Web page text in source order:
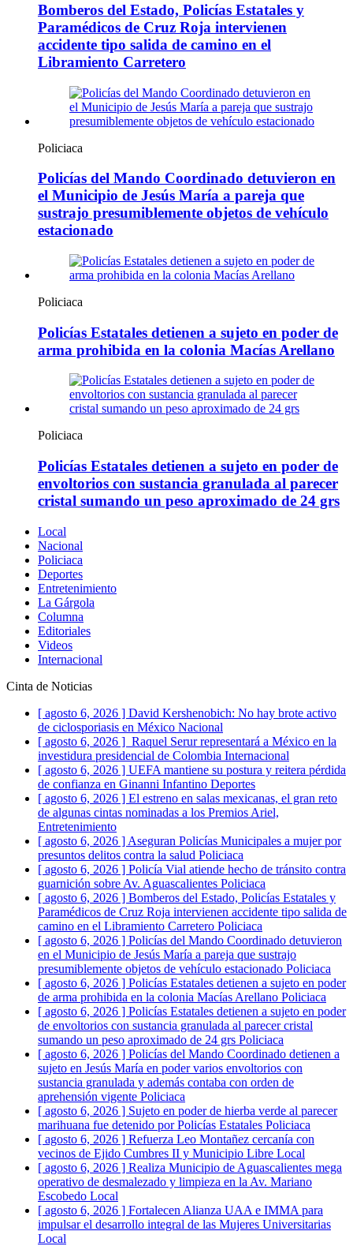
Bomberos del Estado, Policías Estatales y
Paramédicos de Cruz Roja intervienen
accidente tipo salida de camino en el
Libramiento Carretero
Policiaca
Policías del Mando Coordinado detuvieron en
el Municipio de Jesús María a pareja que
sustrajo presumiblemente objetos de vehículo
estacionado
Policiaca
Policías Estatales detienen a sujeto en poder de
arma prohibida en la colonia Macías Arellano
Policiaca
Policías Estatales detienen a sujeto en poder de
envoltorios con sustancia granulada al parecer
cristal sumando un peso aproximado de 24 grs
Local
Nacional
Policiaca
Deportes
Entretenimiento
La Gárgola
Columna
Editoriales
Videos
Internacional
Cinta de Noticias
[ agosto 6, 2026 ] David Kershenobich: No hay brote activo
de ciclosporiasis en México Nacional
[ agosto 6, 2026 ] Raquel Serur representará a México en la
investidura presidencial de Colombia Internacional
[ agosto 6, 2026 ] UEFA mantiene su postura y reitera pérdida
de confianza en Ginanni Infantino Deportes
[ agosto 6, 2026 ] El estreno en salas mexicanas, el gran reto
de algunas cintas nominadas a los Premios Ariel,
Entretenimiento
[ agosto 6, 2026 ] Aseguran Policías Municipales a mujer por
presuntos delitos contra la salud Policiaca
[ agosto 6, 2026 ] Policía Vial atiende hecho de tránsito contra
guarnición sobre Av. Aguascalientes Policiaca
[ agosto 6, 2026 ] Bomberos del Estado, Policías Estatales y
Paramédicos de Cruz Roja intervienen accidente tipo salida de
camino en el Libramiento Carretero Policiaca
[ agosto 6, 2026 ] Policías del Mando Coordinado detuvieron
en el Municipio de Jesús María a pareja que sustrajo
presumiblemente objetos de vehículo estacionado Policiaca
[ agosto 6, 2026 ] Policías Estatales detienen a sujeto en poder
de arma prohibida en la colonia Macías Arellano Policiaca
[ agosto 6, 2026 ] Policías Estatales detienen a sujeto en poder
de envoltorios con sustancia granulada al parecer cristal
sumando un peso aproximado de 24 grs Policiaca
[ agosto 6, 2026 ] Policías del Mando Coordinado detienen a
sujeto en Jesús María en poder varios envoltorios con
sustancia granulada y además contaba con orden de
aprehensión vigente Policiaca
[ agosto 6, 2026 ] Sujeto en poder de hierba verde al parecer
marihuana fue detenido por Policías Estatales Policiaca
[ agosto 6, 2026 ] Refuerza Leo Montañez cercanía con
vecinos de Ejido Cumbres II y Municipio Libre Local
[ agosto 6, 2026 ] Realiza Municipio de Aguascalientes mega
operativo de desmalezado y limpieza en la Av. Mariano
Escobedo Local
[ agosto 6, 2026 ] Fortalecen Alianza UAA e IMMA para
impulsar el desarrollo integral de las Mujeres Universitarias
Local